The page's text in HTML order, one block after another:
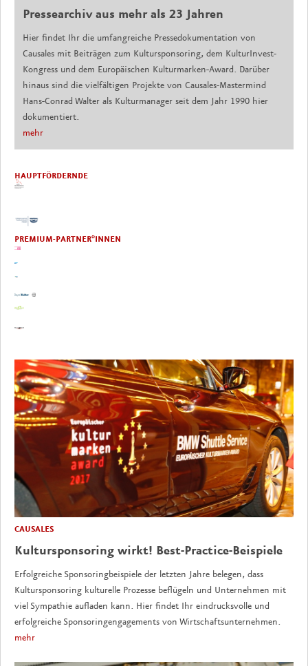
Pressearchiv aus mehr als 23 Jahren
Hier findet Ihr die umfangreiche Pressedokumentation von
Causales mit Beiträgen zum Kultursponsoring, dem KulturInvest-
Kongress und dem Europäischen Kulturmarken-Award. Darüber
hinaus sind die vielfältigen Projekte von Causales-Mastermind
Hans-Conrad Walter als Kulturmanager seit dem Jahr 1990 hier
dokumentiert.
mehr
HAUPTFÖRDERNDE
PREMIUM-PARTNER*INNEN
CAUSALES
Kultursponsoring wirkt! Best-Practice-Beispiele
Erfolgreiche Sponsoringbeispiele der letzten Jahre belegen, dass
Kultursponsoring kulturelle Prozesse beflügeln und Unternehmen mit
viel Sympathie aufladen kann. Hier findet Ihr eindrucksvolle und
erfolgreiche Sponsoringengagements von Wirtschaftsunternehmen.
mehr